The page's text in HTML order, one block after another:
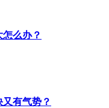
怎么办？
又有气势？